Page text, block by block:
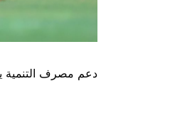
دعم مصرف التنمية